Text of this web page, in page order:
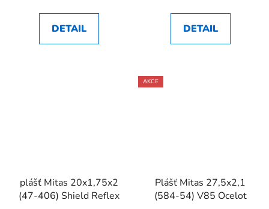
DETAIL DETAIL
plášť Mitas 20x1,75x2
(47-406) Shield Reflex
AKCE
Plášť Mitas 27,5x2,1
(584-54) V85 Ocelot